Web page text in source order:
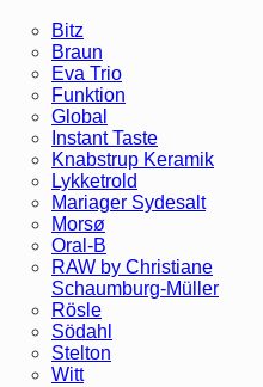
Bitz
Braun
Eva Trio
Funktion
Global
Instant Taste
Knabstrup Keramik
Lykketrold
Mariager Sydesalt
Morsø
Oral-B
RAW by Christiane
Schaumburg-Müller
Rösle
Södahl
Stelton
Witt